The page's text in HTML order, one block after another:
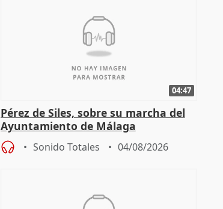
04:47
Pérez de Siles, sobre su marcha del
Ayuntamiento de Málaga
Sonido Totales 04/08/2026